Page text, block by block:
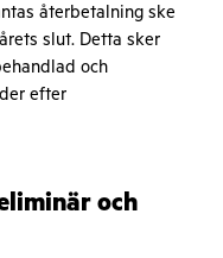
återbetalning ske
slut. Detta sker
och
efter
och